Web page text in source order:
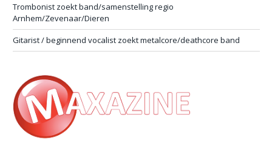
Trombonist zoekt band/samenstelling regio
Arnhem/Zevenaar/Dieren
Gitarist / beginnend vocalist zoekt metalcore/deathcore band